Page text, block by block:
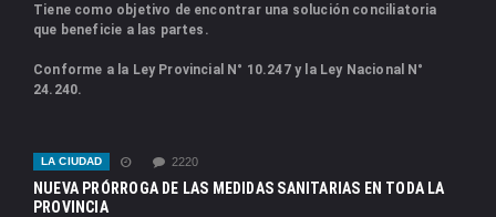
Tiene como objetivo de encontrar una solución conciliatoria
que beneficie a las partes.
Conforme a la Ley Provincial N° 10.247 y la Ley Nacional N°
24.240.
LA CIUDAD 2220
NUEVA PRÓRROGA DE LAS MEDIDAS SANITARIAS EN TODA LA
PROVINCIA